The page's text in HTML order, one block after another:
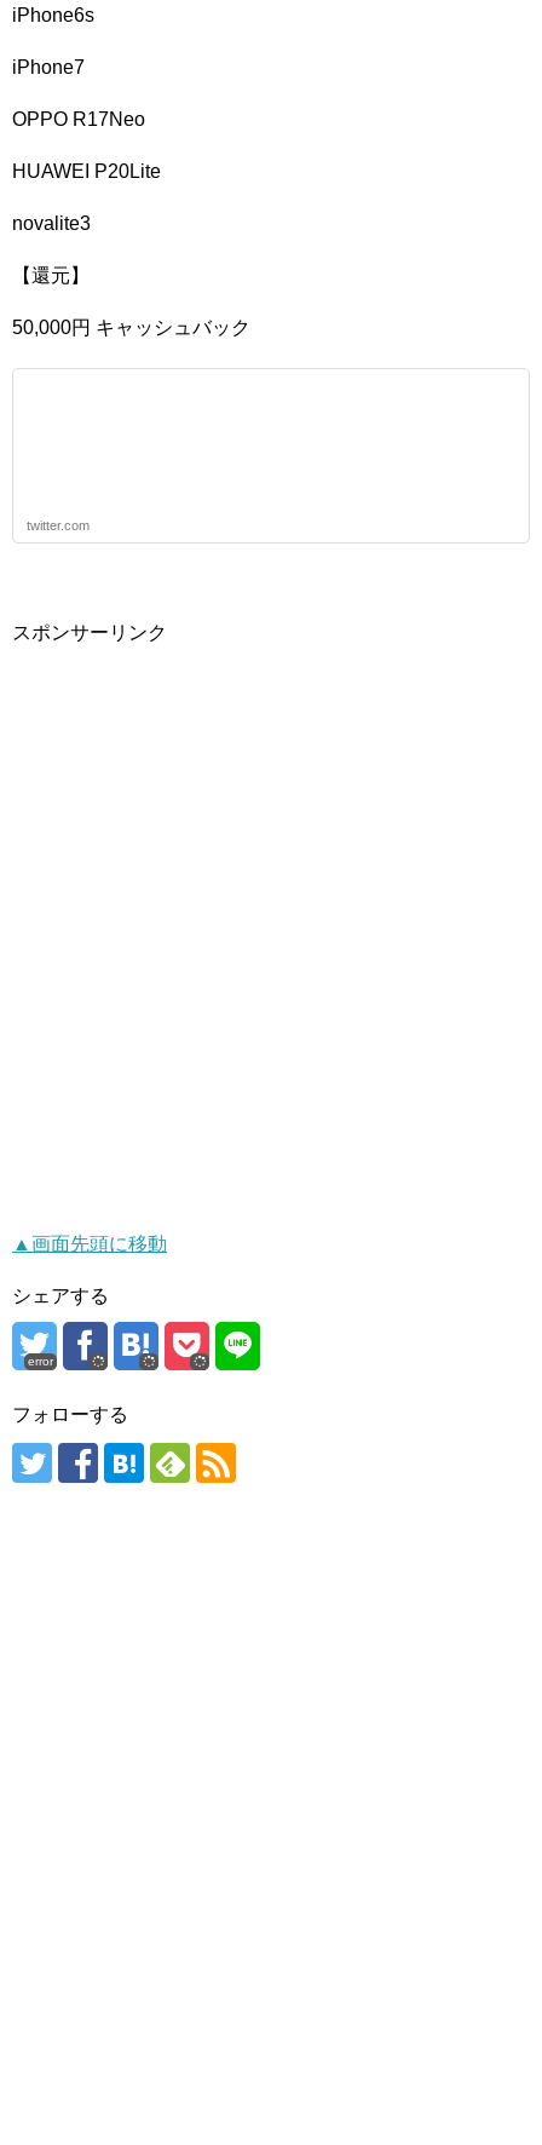
iPhone6s
iPhone7
OPPO R17Neo
HUAWEI P20Lite
novalite3
【還元】
50,000円 キャッシュバック
twitter.com
スポンサーリンク
▲画面先頭に移動
シェアする
error
フォローする